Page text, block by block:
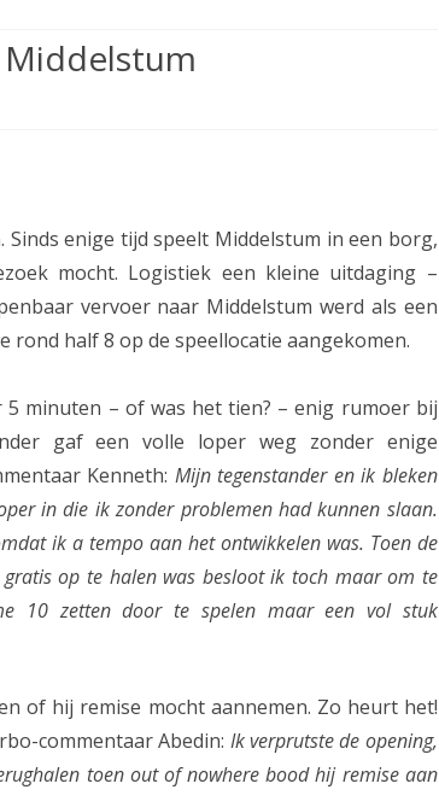
2026
SPEELSCHEMA JEUGD
KNSB-JEUGDRATINGLIJST
NEDERLANDSE
ERELIJST JEUGD
2025-2026
Middelstum
enige tijd speelt Middelstum in een borg,
mocht. Logistiek een kleine uitdaging –
vervoer naar Middelstum werd als een
rond half 8 op de speellocatie aangekomen.
minuten – of was het tien? – enig rumoer bij
gaf een volle loper weg zonder enige
Kenneth: Mijn tegenstander en ik bleken
in die ik zonder problemen had kunnen slaan.
ik a tempo aan het ontwikkelen was. Toen de
op te halen was besloot ik toch maar om te
10 zetten door te spelen maar een vol stuk
of hij remise mocht aannemen. Zo heurt het!
commentaar Abedin: Ik verprutste de opening,
toen out of nowhere bood hij remise aan